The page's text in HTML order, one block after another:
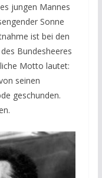
jungen Mannes
Sonne
ist bei den
Bundesheeres
Motto lautet:
seinen
geschunden.